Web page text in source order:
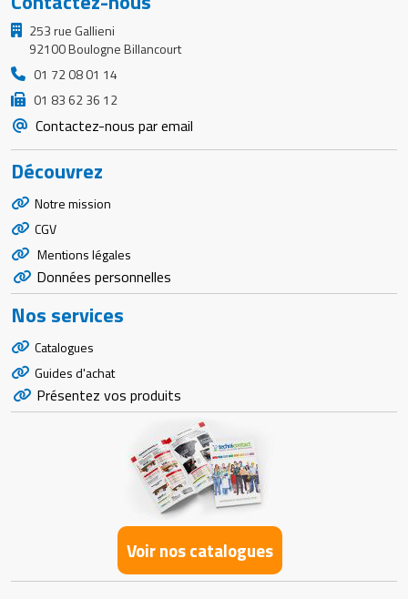
253 rue Gallieni
92100 Boulogne Billancourt
01 72 08 01 14
01 83 62 36 12
Contactez-nous par email
Découvrez
Notre mission
CGV
Mentions légales
Données personnelles
Nos services
Catalogues
Guides d'achat
Présentez vos produits
Voir nos catalogues